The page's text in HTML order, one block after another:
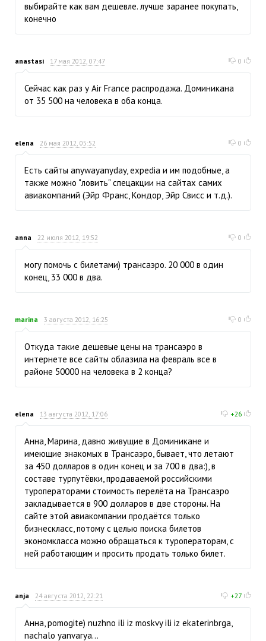
выбирайте как вам дешевле. лучше заранее покупать,
конечно
anastasi 17 мая 2012, 07:47 0
Сейчас как раз у Air France распродажа. Доминикана
от 35 500 на человека в оба конца.
elena 26 мая 2012, 05:52 0
Есть сайты anywayanyday, expedia и им подобные, а
также можно "ловить" спецакции на сайтах самих
авиакомпаний (Эйр Франс, Кондор, Эйр Свисс и т.д.).
anna 22 июля 2012, 19:52 0
могу помочь с билетами) трансаэро. 20 000 в один
конец, 33 000 в два.
marina 3 августа 2012, 16:25 0
Откуда такие дешевые цены на трансаэро в
интернете все сайты облазила на февраль все в
районе 50000 на человека в 2 конца?
elena 13 августа 2012, 17:06 +26
Анна, Марина, давно живущие в Доминикане и
имеющие знакомых в Трансаэро, бывает, что летают
за 450 долларов в один конец и за 700 в два:), в
составе турпутёвки, продаваемой российскими
туроператорами стоимость перелёта на Трансаэро
закладывается в 900 долларов в две стороны. На
сайте этой авиакомпании продаётся только
бизнескласс, потому с целью поиска билетов
экономкласса можно обращаться к туроператорам, с
ней работающим и просить продать только билет.
anja 24 августа 2012, 22:21 +27
Анна, pomogite) nuzhno ili iz moskvy ili iz ekaterinbrga,
nachalo yanvarya...